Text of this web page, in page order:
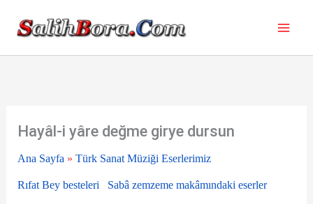
Hayâl-i yâre değme girye dursun
Ana Sayfa » Türk Sanat Müziği Eserlerimiz
Rıfat Bey besteleri Sabâ zemzeme makâmındaki eserler